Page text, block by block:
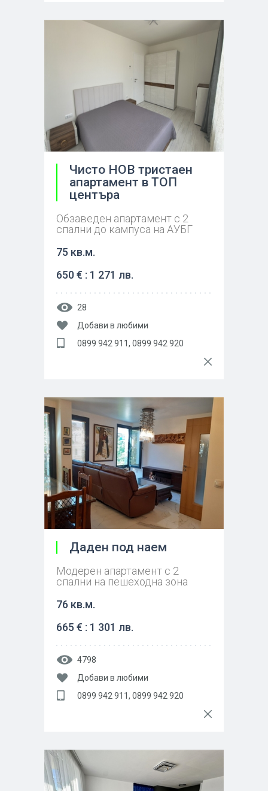
Чисто НОВ тристаен
апартамент в ТОП
центъра
Обзаведен апартамент с 2
спални до кампуса на АУБГ
75 кв.м.
650 € : 1 271 лв.
28
Добави в любими
0899 942 911, 0899 942 920
Даден под наем
Модерен апартамент с 2
спални на пешеходна зона
76 кв.м.
665 € : 1 301 лв.
4798
Добави в любими
0899 942 911, 0899 942 920